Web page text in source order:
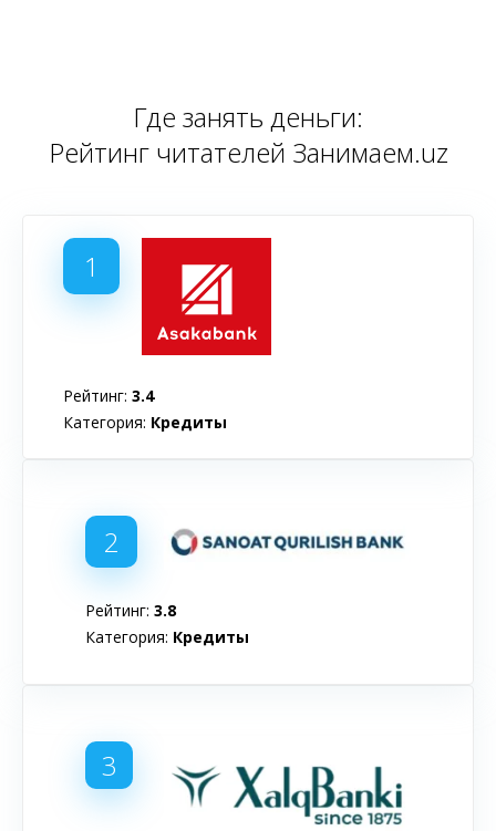
Где занять деньги:
Рейтинг читателей Занимаем.uz
1
Рейтинг: 3.4
Категория: Кредиты
2
Рейтинг: 3.8
Категория: Кредиты
3